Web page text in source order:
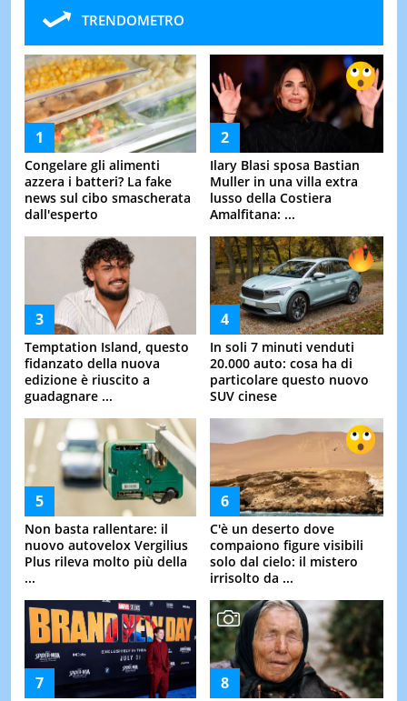
TRENDOMETRO
Congelare gli alimenti
azzera i batteri? La fake
news sul cibo smascherata
dall'esperto
Ilary Blasi sposa Bastian
Muller in una villa extra
lusso della Costiera
Amalfitana: ...
Temptation Island, questo
fidanzato della nuova
edizione è riuscito a
guadagnare ...
In soli 7 minuti venduti
20.000 auto: cosa ha di
particolare questo nuovo
SUV cinese
Non basta rallentare: il
nuovo autovelox Vergilius
Plus rileva molto più della
...
C'è un deserto dove
compaiono figure visibili
solo dal cielo: il mistero
irrisolto da ...